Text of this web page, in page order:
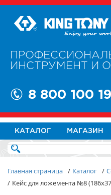
ИНСТРУМЕНТ И
8 800 100
КАТАЛОГ МАГАЗИН
Главная страница / Каталог /
/ Кейс для ложемента №8